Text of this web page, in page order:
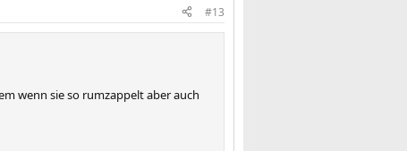
#13
wenn sie so rumzappelt aber auch